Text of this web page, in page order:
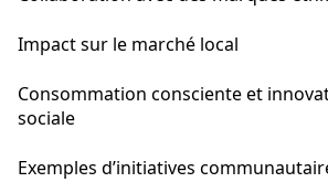
Impact sur le marché local
Consommation consciente et
sociale
Exemples d’initiatives